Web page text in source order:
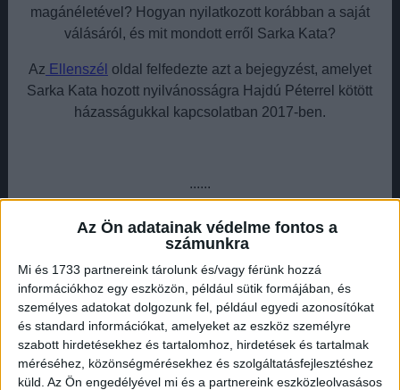
Az Ön adatainak védelme fontos a
számunkra
Mi és 1733 partnereink tárolunk és/vagy férünk hozzá
információkhoz egy eszközön, például sütik formájában, és
személyes adatokat dolgozunk fel, például egyedi azonosítókat
és standard információkat, amelyeket az eszköz személyre
szabott hirdetésekhez és tartalomhoz, hirdetések és tartalmak
méréséhez, közönségmérésekhez és szolgáltatásfejlesztéshez
küld. Az Ön engedélyével mi és a partnereink eszközleolvasásos
magánéletével? Hogyan nyilatkozott korábban a saját
válásáról, és mit mondott erről Sarka Kata?
Az Ellenszél oldal felfedezte azt a bejegyzést, amelyet
Sarka Kata hozott nyilvánosságra Hajdú Péterrel kötött
házasságukkal kapcsolatban 2017-ben.
......
Az egész ügy előzménye, hogy a Story Magazin egy
korábbi címlapján felvetette, Sarka Kata már egy ideje új
kapcsolatban él, méghozzá Hajdú Péter egykori barátjával
és üzleti partnerével, aki gyakran az éjjeleket is nála
töltötte.
Hirdetés